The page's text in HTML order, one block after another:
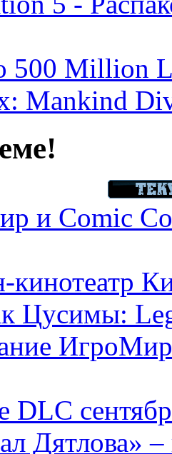
500 Million
Mankind
и Comic
кинотеатр
Цусимы:
Дятлова»